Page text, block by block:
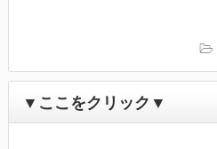
▼ここをクリック▼